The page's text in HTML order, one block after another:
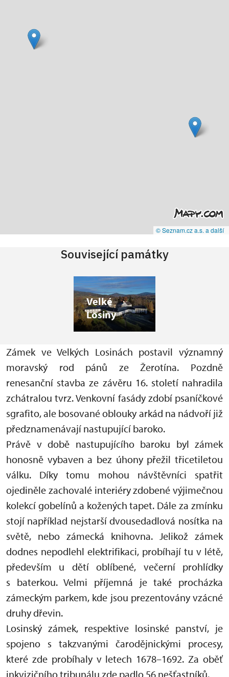
© Seznam.cz a.s. a další
Související památky
Velké
Losiny
Zámek ve Velkých Losinách postavil významný
moravský rod pánů ze Žerotína. Pozdně
renesanční stavba ze závěru 16. století nahradila
zchátralou tvrz. Venkovní fasády zdobí psaníčkové
sgrafito, ale bosované oblouky arkád na nádvoří již
předznamenávají nastupující baroko.
Právě v době nastupujícího baroku byl zámek
honosně vybaven a bez úhony přežil třicetiletou
válku. Díky tomu mohou návštěvníci spatřit
ojediněle zachovalé interiéry zdobené výjimečnou
kolekcí gobelínů a kožených tapet. Dále za zmínku
stojí například nejstarší dvousedadlová nosítka na
světě, nebo zámecká knihovna. Jelikož zámek
dodnes nepodlehl elektrifikaci, probíhají tu v létě,
především u dětí oblíbené, večerní prohlídky
s baterkou. Velmi příjemná je také procházka
zámeckým parkem, kde jsou prezentovány vzácné
druhy dřevin.
Losinský zámek, respektive losinské panství, je
spojeno s takzvanými čarodějnickými procesy,
které zde probíhaly v letech 1678–1692. Za oběť
inkvizičního tribunálu zde padlo 56 nešťastníků.